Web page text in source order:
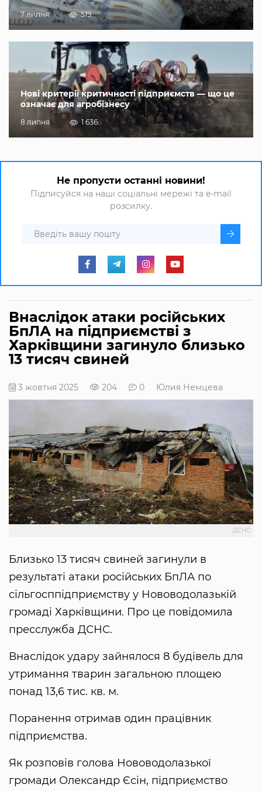
7 липня 519
Нові критерії критичності підприємств — що це
означає для агробізнесу
8 липня 1 636
Не пропусти останні новини!
Підписуйся на наші соціальні мережі та e-mail
розсилку.
Внаслідок атаки російських
БпЛА на підприємстві з
Харківщини загинуло близько
13 тисяч свиней
3 жовтня 2025 204 0 Юлия Немцева
ДСНС
Близько 13 тисяч свиней загинули в
результаті атаки російських БпЛА по
сільгосппідприємству у Нововодолазькій
громаді Харківщини. Про це повідомила
пресслужба ДСНС.
Внаслідок удару зайнялося 8 будівель для
утримання тварин загальною площею
понад 13,6 тис. кв. м.
Поранення отримав один працівник
підприємства.
Як розповів голова Нововодолазької
громади Олександр Єсін, підприємство